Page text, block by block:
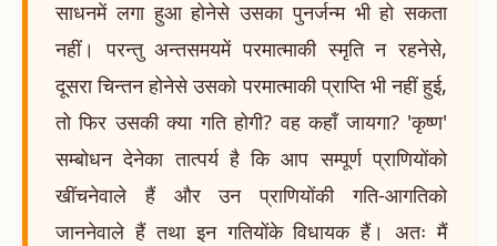
साधनमें लगा हुआ होनेसे उसका पुनर्जन्म भी हो सकता
नहीं। परन्तु अन्तसमयमें परमात्माकी स्मृति न रहनेसे,
दूसरा चिन्तन होनेसे उसको परमात्माकी प्राप्ति भी नहीं हुई,
तो फिर उसकी क्या गति होगी? वह कहाँ जायगा? 'कृष्ण'
सम्बोधन देनेका तात्पर्य है कि आप सम्पूर्ण प्राणियोंको
खींचनेवाले हैं और उन प्राणियोंकी गति-आगतिको
जाननेवाले हैं तथा इन गतियोंके विधायक हैं। अतः मैं